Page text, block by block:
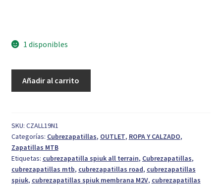
1 disponibles
All
Terrain
T.
S/M
cantidad
Añadir al carrito
SKU: CZALL19N1
Categorías: Cubrezapatillas, OUTLET, ROPA Y CALZADO,
Zapatillas MTB
Etiquetas: cubrezapatilla spiuk all terrain, Cubrezapatillas,
cubrezapatillas mtb, cubrezapatillas road, cubrezapatillas
spiuk, cubrezapatillas spiuk membrana M2V, cubrezapatillas